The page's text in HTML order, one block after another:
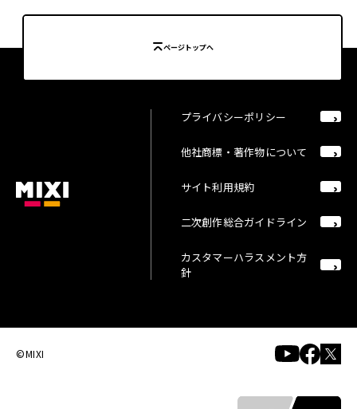
ページトップへ
プライバシーポリシー
他社商標・著作物について
サイト利用規約
二次創作総合ガイドライン
カスタマーハラスメント方
針
©MIXI